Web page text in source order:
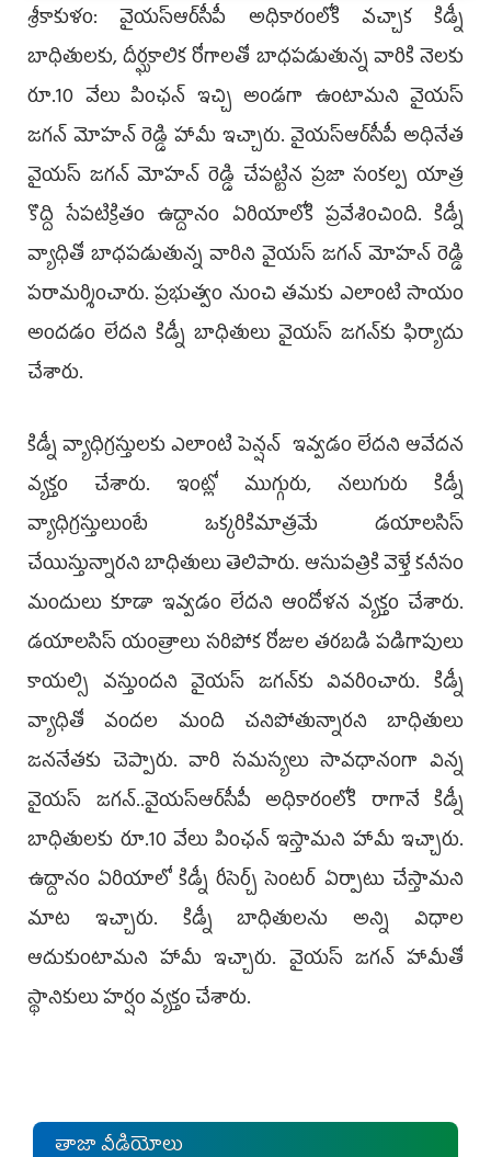
శ్రీకాకుళం: వైయస్‌ఆర్‌సీపీ అధికారంలోకి వచ్చాక కిడ్నీ
బాధితులకు, దీర్ఘకాలిక రోగాలతో బాధపడుతున్న వారికి నెలకు
రూ.10 వేలు పింఛన్‌ ఇచ్చి అండగా ఉంటామని వైయస్‌
జగన్‌ మోహన్‌ రెడ్డి హామీ ఇచ్చారు. వైయస్‌ఆర్‌సీపీ అధినేత
వైయస్‌ జగన్‌ మోహన్‌ రెడ్డి చేపట్టిన ప్రజా సంకల్ప యాత్ర
కొద్ది సేపటిక్రితం ఉద్దానం ఏరియాలోకి ప్రవేశించింది. కిడ్నీ
వ్యాధితో బాధపడుతున్న వారిని వైయస్‌ జగన్‌ మోహన్‌ రెడ్డి
పరామర్శించారు. ప్రభుత్వం నుంచి తమకు ఎలాంటి సాయం
అందడం లేదని కిడ్నీ బాధితులు వైయస్‌ జగన్‌కు ఫిర్యాదు
చేశారు.
కిడ్నీ వ్యాధిగ్రస్తులకు ఎలాంటి పెన్షన్‌ ఇవ్వడం లేదని ఆవేదన
వ్యక్తం చేశారు. ఇంట్లో ముగ్గురు, నలుగురు కిడ్నీ
వ్యాధిగ్రస్తులుంటే ఒక్కరికిమాత్రమే డయాలసిస్‌
చేయిస్తున్నారని బాధితులు తెలిపారు. ఆసుపత్రికి వెళ్తే కనీసం
మందులు కూడా ఇవ్వడం లేదని ఆందోళన వ్యక్తం చేశారు.
డయాలసిస్‌ యంత్రాలు సరిపోక రోజుల తరబడి పడిగాపులు
కాయల్సి వస్తుందని వైయస్‌ జగన్‌కు వివరించారు. కిడ్నీ
వ్యాధితో వందల మంది చనిపోతున్నారని బాధితులు
జననేతకు చెప్పారు. వారి సమస్యలు సావధానంగా విన్న
వైయస్‌ జగన్‌..వైయస్‌ఆర్‌సీపీ అధికారంలోకి రాగానే కిడ్నీ
బాధితులకు రూ.10 వేలు పింఛన్‌ ఇస్తామని హామీ ఇచ్చారు.
ఉద్దానం ఏరియాలో కిడ్నీ రీసెర్చ్‌ సెంటర్‌ ఏర్పాటు చేస్తామని
మాట ఇచ్చారు. కిడ్నీ బాధితులను అన్ని విధాల
ఆదుకుంటామని హామీ ఇచ్చారు. వైయస్‌ జగన్‌ హామీతో
స్థానికులు హర్షం వ్యక్తం చేశారు.
తాజా వీడియోలు